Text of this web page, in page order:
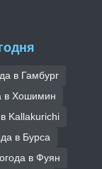
в Гамбург
Хошимин
Kallakurichi
в Бурса
в Фуян